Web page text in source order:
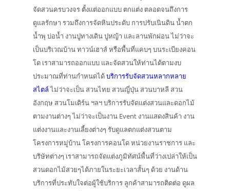
จัดสวนครบวงจร ตั้งแต่ออกแบบ ตกแต่ง ตลอดจนถึงการ
ดูแลรักษา รวมถึงการจัดหินประดับ การปรับเนินดิน น้ำตก
น้ำพุ บ่อน้ำ งานปูทางเดิน ปูหญ้า และลานพักผ่อน ไม่ว่าจะ
เป็นบริเวณบ้าน ทาวน์เฮาส์ หรือพื้นที่แคบๆ บนระเบียงคอน
โด เราสามารถออกแบบ และจัดสวนให้ท่านได้ตามงบ
ประมาณที่ท่านกำหนดได้บริการรับจัดสวนหลากหลาย
สไตล์ไม่ว่าจะเป็น สวนไทย สวนญี่ปุ่น สวนบาหลี สวน
อังกฤษ สวนโมเดิร์น ฯลฯ บริการรับจัดแต่งสวนและดอกไม้
ตามงานต่างๆ ไม่ว่าจะเป็นงาน Event งานแสดงสินค้า งาน
แต่งงานและงานเลี้ยงต่างๆ รับดูแลตกแต่งสวนตาม
โครงการหมู่บ้าน โครงการคอนโด หน่วยงานราชการ และ
บริษัทต่างๆ เราสามารถจัดแต่งภูมิทัศน์พื้นที่ว่างเปล่าให้เป็น
สวนดอกไม้สวยๆได้ภายในระยะเวลาสั้นๆ ด้วย งานด้าน
บริการที่ประทับใจต่อผู้ใช้บริการ ลูกค้าสามารถติดต่อ ดูผล